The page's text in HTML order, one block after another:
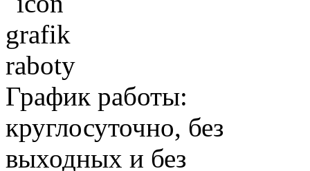
График работы:
круглосуточно, без
выходных и без